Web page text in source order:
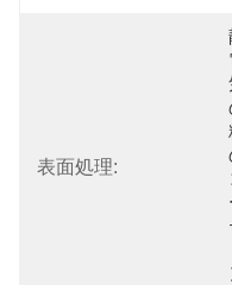
表面処理: